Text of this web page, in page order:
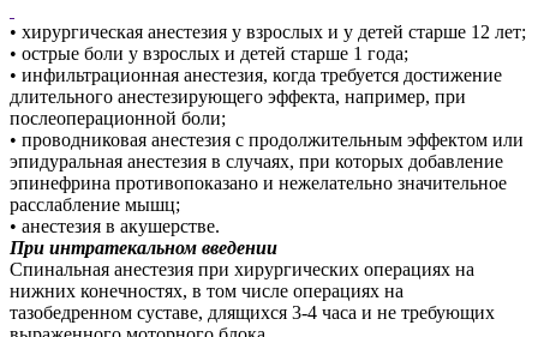
• хирургическая анестезия у взрослых и у детей старше 12 лет;
• острые боли у взрослых и детей старше 1 года;
• инфильтрационная анестезия, когда требуется достижение
длительного анестезирующего эффекта, например, при
послеоперационной боли;
• проводниковая анестезия с продолжительным эффектом или
эпидуральная анестезия в случаях, при которых добавление
эпинефрина противопоказано и нежелательно значительное
расслабление мышц;
• анестезия в акушерстве.
При интратекальном введении
Спинальная анестезия при хирургических операциях на
нижних конечностях, в том числе операциях на
тазобедренном суставе, длящихся 3-4 часа и не требующих